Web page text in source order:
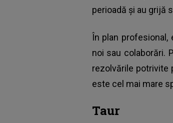
perioadă și au grijă
În plan
noi sau colaborări.
rezolvările potrivite
este cel mai mare
Taur